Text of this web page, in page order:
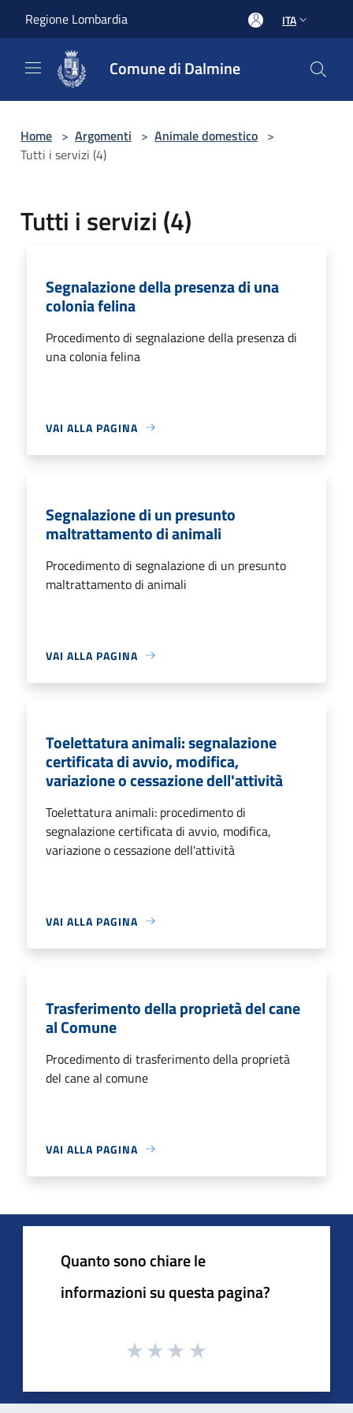
Regione Lombardia ITA
Comune di Dalmine
Home > Argomenti > Animale domestico >
Tutti i servizi (4)
Tutti i servizi (4)
Segnalazione della presenza di una
colonia felina
Procedimento di segnalazione della presenza di
una colonia felina
VAI ALLA PAGINA
Segnalazione di un presunto
maltrattamento di animali
Procedimento di segnalazione di un presunto
maltrattamento di animali
VAI ALLA PAGINA
Toelettatura animali: segnalazione
certificata di avvio, modifica,
variazione o cessazione dell'attività
Toelettatura animali: procedimento di
segnalazione certificata di avvio, modifica,
variazione o cessazione dell'attività
VAI ALLA PAGINA
Trasferimento della proprietà del cane
al Comune
Procedimento di trasferimento della proprietà
del cane al comune
VAI ALLA PAGINA
Quanto sono chiare le
informazioni su questa pagina?